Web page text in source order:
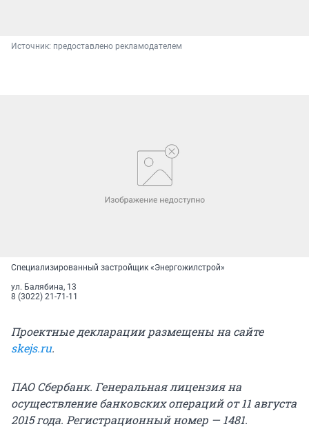
Источник: предоставлено рекламодателем
Специализированный застройщик «Энергожилстрой»
ул. Балябина, 13
8 (3022) 21-71-11
Проектные декларации размещены на сайте
skejs.ru.
ПАО Сбербанк. Генеральная лицензия на
осуществление банковских операций от 11 августа
2015 года. Регистрационный номер — 1481.